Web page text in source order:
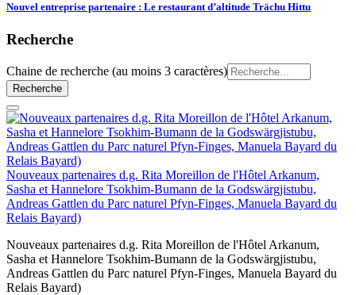
Nouvel entreprise partenaire : Le restaurant d’altitude Trächu Hittu
Recherche
Chaine de recherche (au moins 3 caractères)
Nouveaux partenaires d.g. Rita Moreillon de l'Hôtel Arkanum,
Sasha et Hannelore Tsokhim-Bumann de la Godswärgjistubu,
Andreas Gattlen du Parc naturel Pfyn-Finges, Manuela Bayard du
Relais Bayard)
Nouveaux partenaires d.g. Rita Moreillon de l'Hôtel Arkanum,
Sasha et Hannelore Tsokhim-Bumann de la Godswärgjistubu,
Andreas Gattlen du Parc naturel Pfyn-Finges, Manuela Bayard du
Relais Bayard)